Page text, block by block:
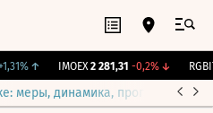
↑ IMOEX 2 281,31 -0,2%↓
меры, динамика, прогнозы